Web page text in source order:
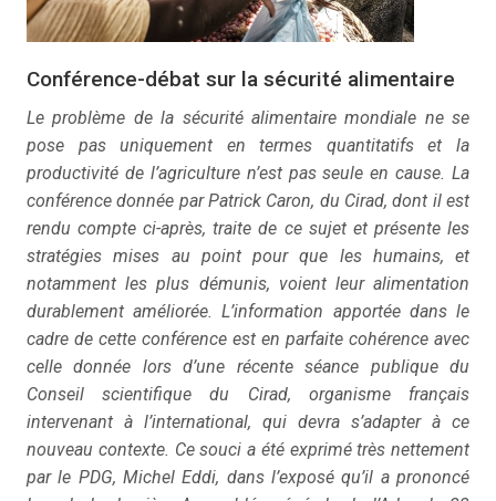
Conférence-débat sur la sécurité alimentaire
Le problème de la sécurité alimentaire mondiale ne se
pose pas uniquement en termes quantitatifs et la
productivité de l’agriculture n’est pas seule en cause. La
conférence donnée par Patrick Caron, du Cirad, dont il est
rendu compte ci-après, traite de ce sujet et présente les
stratégies mises au point pour que les humains, et
notamment les plus démunis, voient leur alimentation
durablement améliorée. L’information apportée dans le
cadre de cette conférence est en parfaite cohérence avec
celle donnée lors d’une récente séance publique du
Conseil scientifique du Cirad, organisme français
intervenant à l’international, qui devra s’adapter à ce
nouveau contexte. Ce souci a été exprimé très nettement
par le PDG, Michel Eddi, dans l’exposé qu’il a prononcé